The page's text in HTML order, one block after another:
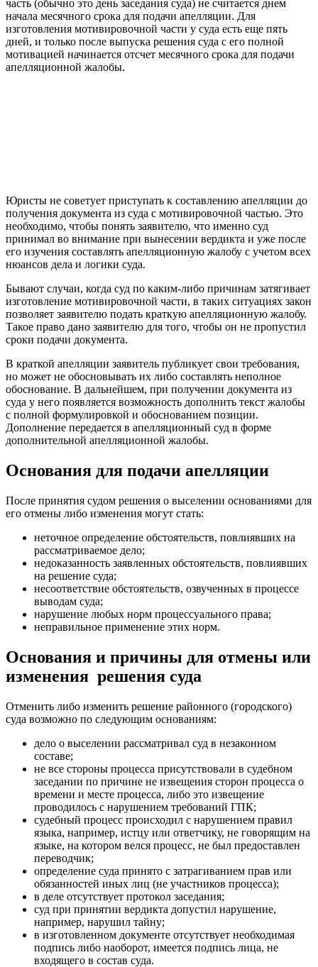
часть (обычно это день заседания суда) не считается днем
начала месячного срока для подачи апелляции. Для
изготовления мотивировочной части у суда есть еще пять
дней, и только после выпуска решения суда с его полной
мотивацией начинается отсчет месячного срока для подачи
апелляционной жалобы.
Юристы не советует приступать к составлению апелляции до
получения документа из суда с мотивировочной частью. Это
необходимо, чтобы понять заявителю, что именно суд
принимал во внимание при вынесении вердикта и уже после
его изучения составлять апелляционную жалобу с учетом всех
нюансов дела и логики суда.
Бывают случаи, когда суд по каким-либо причинам затягивает
изготовление мотивировочной части, в таких ситуациях закон
позволяет заявителю подать краткую апелляционную жалобу.
Такое право дано заявителю для того, чтобы он не пропустил
сроки подачи документа.
В краткой апелляции заявитель публикует свои требования,
но может не обосновывать их либо составлять неполное
обоснование. В дальнейшем, при получении документа из
суда у него появляется возможность дополнить текст жалобы
с полной формулировкой и обоснованием позиции.
Дополнение передается в апелляционный суд в форме
дополнительной апелляционной жалобы.
Основания для подачи апелляции
После принятия судом решения о выселении основаниями для
его отмены либо изменения могут стать:
неточное определение обстоятельств, повлиявших на
рассматриваемое дело;
недоказанность заявленных обстоятельств, повлиявших
на решение суда;
несоответствие обстоятельств, озвученных в процессе
выводам суда;
нарушение любых норм процессуального права;
неправильное применение этих норм.
Основания и причины для отмены или
изменения решения суда
Отменить либо изменить решение районного (городского)
суда возможно по следующим основаниям:
дело о выселении рассматривал суд в незаконном
составе;
не все стороны процесса присутствовали в судебном
заседании по причине не извещения сторон процесса о
времени и месте процесса, либо это извещение
проводилось с нарушением требований ГПК;
судебный процесс происходил с нарушением правил
языка, например, истцу или ответчику, не говорящим на
языке, на котором велся процесс, не был предоставлен
переводчик;
определение суда принято с затрагиванием прав или
обязанностей иных лиц (не участников процесса);
в деле отсутствует протокол заседания;
суд при принятии вердикта допустил нарушение,
например, нарушил тайну;
в изготовленном документе отсутствует необходимая
подпись либо наоборот, имеется подпись лица, не
входящего в состав суда.